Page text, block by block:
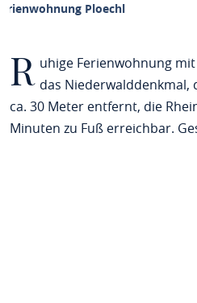
Ploechl
R uhige Ferienwohnung
das Niederwalddenkmal,
ca. 30 Meter entfernt, die
Minuten zu Fuß erreichbar.